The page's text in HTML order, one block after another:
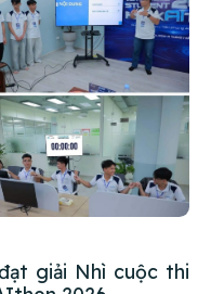
giải Nhì cuộc thi